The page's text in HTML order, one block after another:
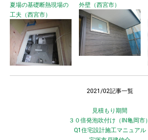
夏場の基礎断熱現場の
工夫（西宮市）
外壁（西宮市）
2021/02記事一覧
見積もり期間
３０倍発泡吹付け（IN亀岡市）
Q1住宅設計施工マニュアル